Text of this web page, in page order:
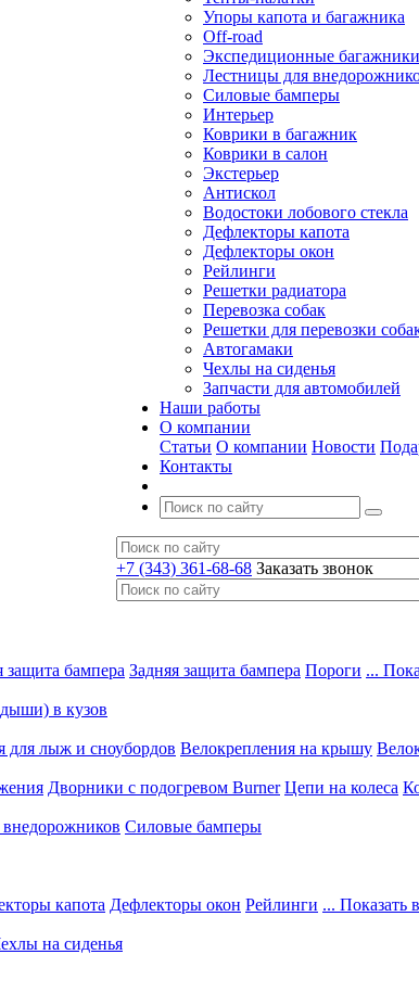
Упоры капота и багажника
Off-road
Экспедиционные багажники
Лестницы для
Силовые бамперы
Интерьер
Коврики в багажник
Коврики в салон
Экстерьер
Антискол
Водостоки лобового стекла
Дефлекторы капота
Дефлекторы окон
Рейлинги
Решетки радиатора
Перевозка собак
Решетки для перевозки
Автогамаки
Чехлы на сиденья
Запчасти для автомобилей
Наши работы
О компании
Статьи О компании Новости
Контакты
+7 (343) 361-68-68 Заказать звонок
защита бампера Задняя защита бампера Пороги ...
в кузов
для лыж и сноубордов Велокрепления на крышу
Дворники с подогревом Burner Цепи на колеса
Силовые бамперы
капота Дефлекторы окон Рейлинги ... Показать
на сиденья